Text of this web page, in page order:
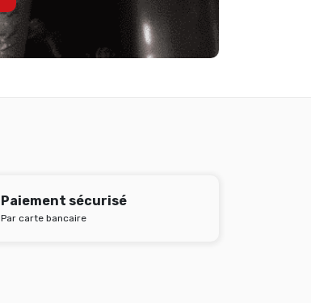
Paiement sécurisé
Par carte bancaire